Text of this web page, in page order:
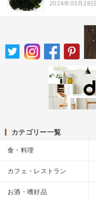
2024年03月28日
カテゴリー一覧
食・料理
カフェ・レストラン
お酒・嗜好品